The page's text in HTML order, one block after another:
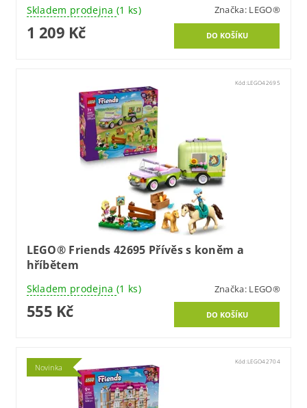
Skladem prodejna (1 ks) Značka: LEGO®
1 209 Kč
Kód:LEGO42695
LEGO® Friends 42695 Přívěs s koněm a
hříbětem
Skladem prodejna (1 ks) Značka: LEGO®
555 Kč
Novinka
Kód:LEGO42704